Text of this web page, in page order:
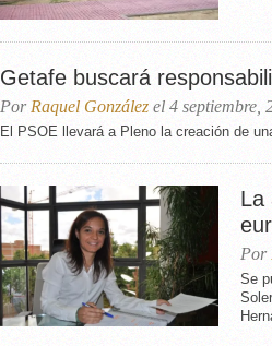
Getafe buscará
Por Raquel González el 4 septiembre,
El PSOE llevará a Pleno la creación de
La
Por
Se